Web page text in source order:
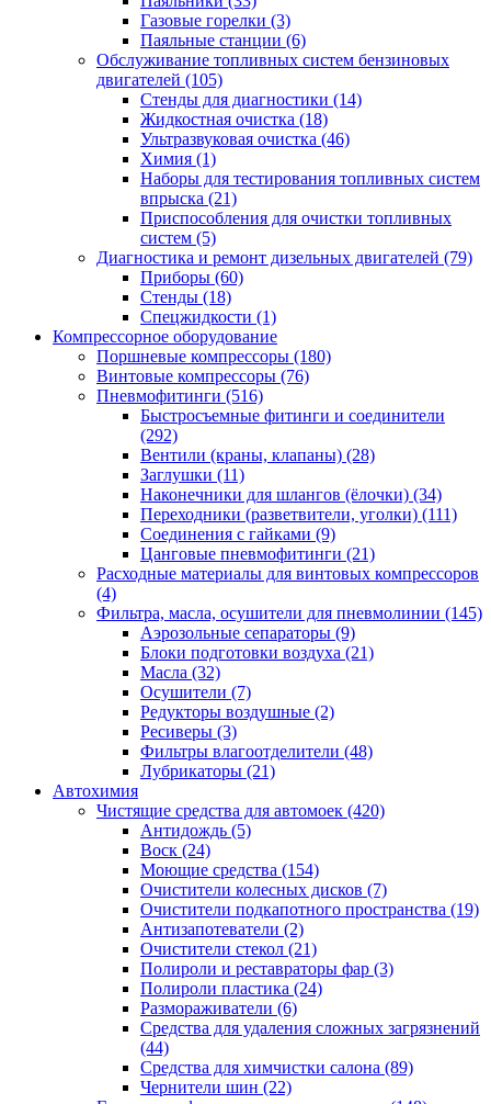
Газовые горелки (3)
Паяльные станции (6)
Обслуживание топливных систем бензиновых
двигателей (105)
Стенды для диагностики (14)
Жидкостная очистка (18)
Ультразвуковая очистка (46)
Химия (1)
Наборы для тестирования топливных систем
впрыска (21)
Приспособления для очистки топливных
систем (5)
Диагностика и ремонт дизельных двигателей (79)
Приборы (60)
Стенды (18)
Спецжидкости (1)
Компрессорное оборудование
Поршневые компрессоры (180)
Винтовые компрессоры (76)
Пневмофитинги (516)
Быстросъемные фитинги и соединители
(292)
Вентили (краны, клапаны) (28)
Заглушки (11)
Наконечники для шлангов (ёлочки) (34)
Переходники (разветвители, уголки) (111)
Соединения с гайками (9)
Цанговые пневмофитинги (21)
Расходные материалы для винтовых компрессоров
(4)
Фильтра, масла, осушители для пневмолинии (145)
Аэрозольные сепараторы (9)
Блоки подготовки воздуха (21)
Масла (32)
Осушители (7)
Редукторы воздушные (2)
Ресиверы (3)
Фильтры влагоотделители (48)
Лубрикаторы (21)
Автохимия
Чистящие средства для автомоек (420)
Антидождь (5)
Воск (24)
Моющие средства (154)
Очистители колесных дисков (7)
Очистители подкапотного пространства (19)
Антизапотеватели (2)
Очистители стекол (21)
Полироли и реставраторы фар (3)
Полироли пластика (24)
Размораживатели (6)
Средства для удаления сложных загрязнений
(44)
Средства для химчистки салона (89)
Чернители шин (22)